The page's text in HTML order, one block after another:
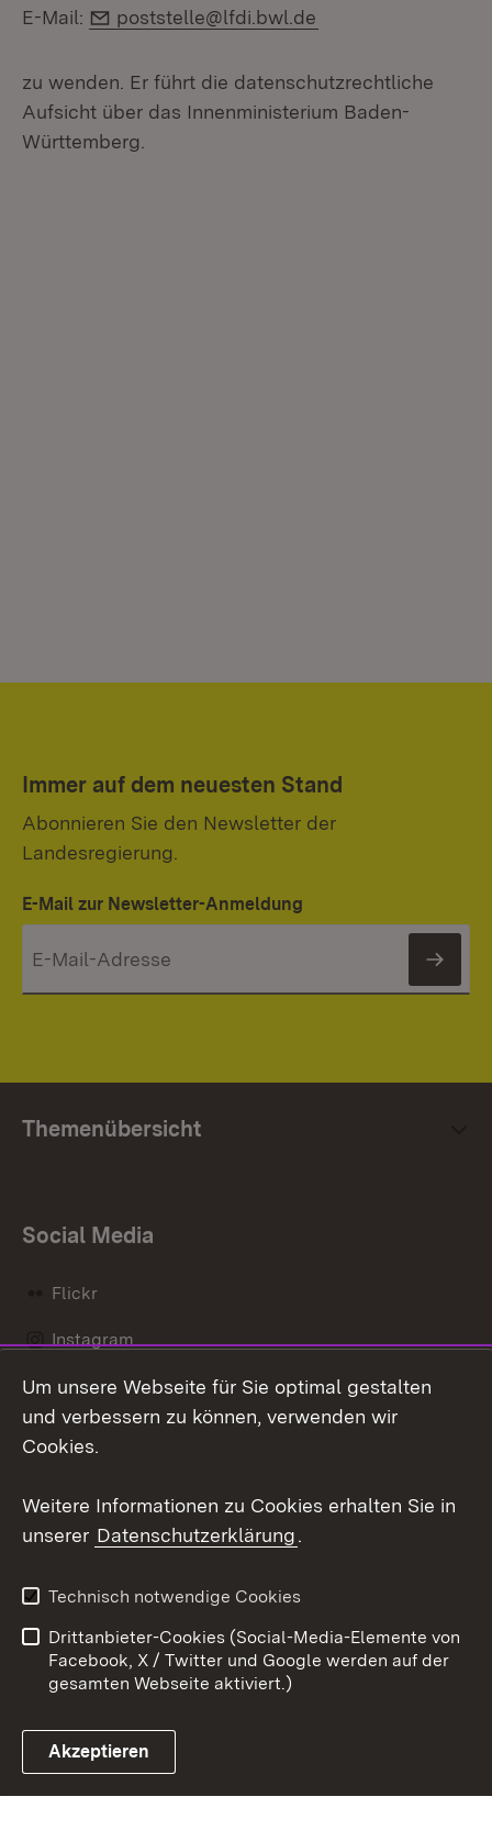
E-Mail:
E-Mail:
poststelle@lfdi.bwl.de
zu wenden. Er führt die datenschutzrechtliche
Aufsicht über das Innenministerium Baden-
Württemberg.
Immer auf dem neuesten Stand
Abonnieren Sie den Newsletter der
Landesregierung.
E-Mail zur Newsletter-Anmeldung
Themenübersicht
Social Media
Flickr
Instagram
Social Wall
Link zum Landesportal
Barrierefreiheit
Benutzungshinweise
Impressum
Cookies
Um unsere Webseite für Sie optimal gestalten
und verbessern zu können, verwenden wir
Cookies.
Weitere Informationen zu Cookies erhalten Sie in
unserer Datenschutzerklärung.
Technisch notwendige Cookies
Drittanbieter-Cookies (Social-Media-Elemente von
Facebook, X / Twitter und Google werden auf der
gesamten Webseite aktiviert.)
Akzeptieren